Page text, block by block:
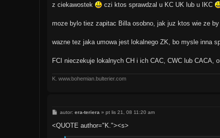
z ciekawostek czi ktos sprawdzal u KC UK lub u IKC
moze bylo tiez zapitac Billa osobno, jak juz ktos wie ze
wazne tez jaka umowa jest lokalnego ZK, bo mysle inna
FCI nieczekuje lokalnych CH i ich CAC, CWC lub CACA,
K. www.bohemian.bulterier.com
P
s
t
autor: era-teriera » pt lis 21, 08 11:20 am
<QUOTE author="K."><s>